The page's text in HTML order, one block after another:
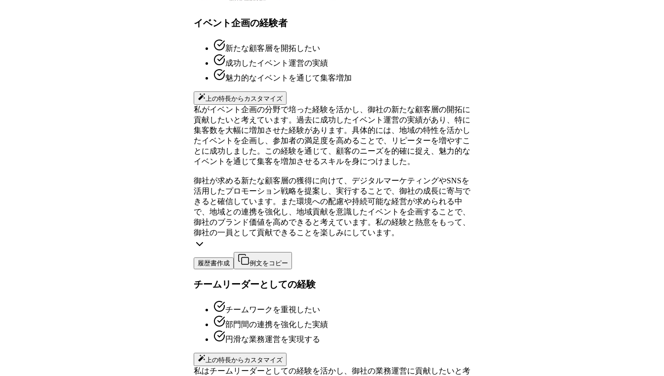
イベント企画の経験者
新たな顧客層を開拓したい
成功したイベント運営の実績
魅力的なイベントを通じて集客増加
上の特長からカスタマイズ
私がイベント企画の分野で培った経験を活かし、御社の新たな顧客層の開拓に
貢献したいと考えています。過去に成功したイベント運営の実績があり、特に
集客数を大幅に増加させた経験があります。具体的には、地域の特性を活かし
たイベントを企画し、参加者の満足度を高めることで、リピーターを増やすこ
とに成功しました。この経験を通じて、顧客のニーズを的確に捉え、魅力的な
イベントを通じて集客を増加させるスキルを身につけました。
御社が求める新たな顧客層の獲得に向けて、デジタルマーケティングやSNSを
活用したプロモーション戦略を提案し、実行することで、御社の成長に寄与で
きると確信しています。また環境への配慮や持続可能な経営が求められる中
で、地域との連携を強化し、地域貢献を意識したイベントを企画することで、
御社のブランド価値を高めできると考えています。私の経験と熱意をもって、
御社の一員として貢献できることを楽しみにしています。
履歴書作成 例文をコピー
チームリーダーとしての経験
チームワークを重視したい
部門間の連携を強化した実績
円滑な業務運営を実現する
上の特長からカスタマイズ
私はチームリーダーとしての経験を活かし、御社の業務運営に貢献したいと考